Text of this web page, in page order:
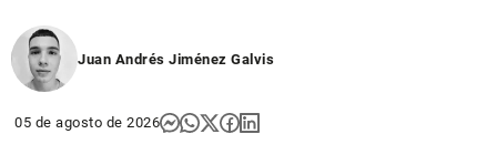
Juan Andrés Jiménez Galvis
05 de agosto de 2026